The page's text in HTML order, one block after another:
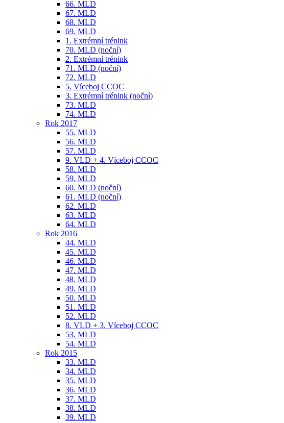
66. MLD
67. MLD
68. MLD
69. MLD
1. Extrémní trénink
70. MLD (noční)
2. Extrémní trénink
71. MLD (noční)
72. MLD
5. Víceboj CCOC
3. Extrémní trénink (noční)
73. MLD
74. MLD
Rok 2017
55. MLD
56. MLD
57. MLD
9. VLD + 4. Víceboj CCOC
58. MLD
59. MLD
60. MLD (noční)
61. MLD (noční)
62. MLD
63. MLD
64. MLD
Rok 2016
44. MLD
45. MLD
46. MLD
47. MLD
48. MLD
49. MLD
50. MLD
51. MLD
52. MLD
8. VLD + 3. Víceboj CCOC
53. MLD
54. MLD
Rok 2015
33. MLD
34. MLD
35. MLD
36. MLD
37. MLD
38. MLD
39. MLD